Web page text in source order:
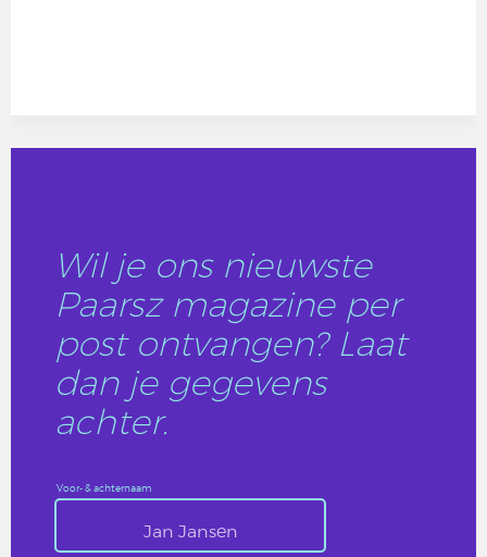
Wil je ons nieuwste
Paarsz magazine per
post ontvangen? Laat
dan je gegevens
achter.
Voor- & achternaam